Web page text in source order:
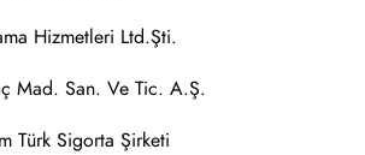
Hizmetleri Ltd.Şti.
Mad. San. Ve Tic. A.Ş.
Türk Sigorta Şirketi